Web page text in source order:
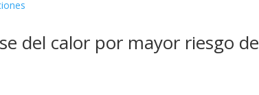
del calor por mayor riesgo de